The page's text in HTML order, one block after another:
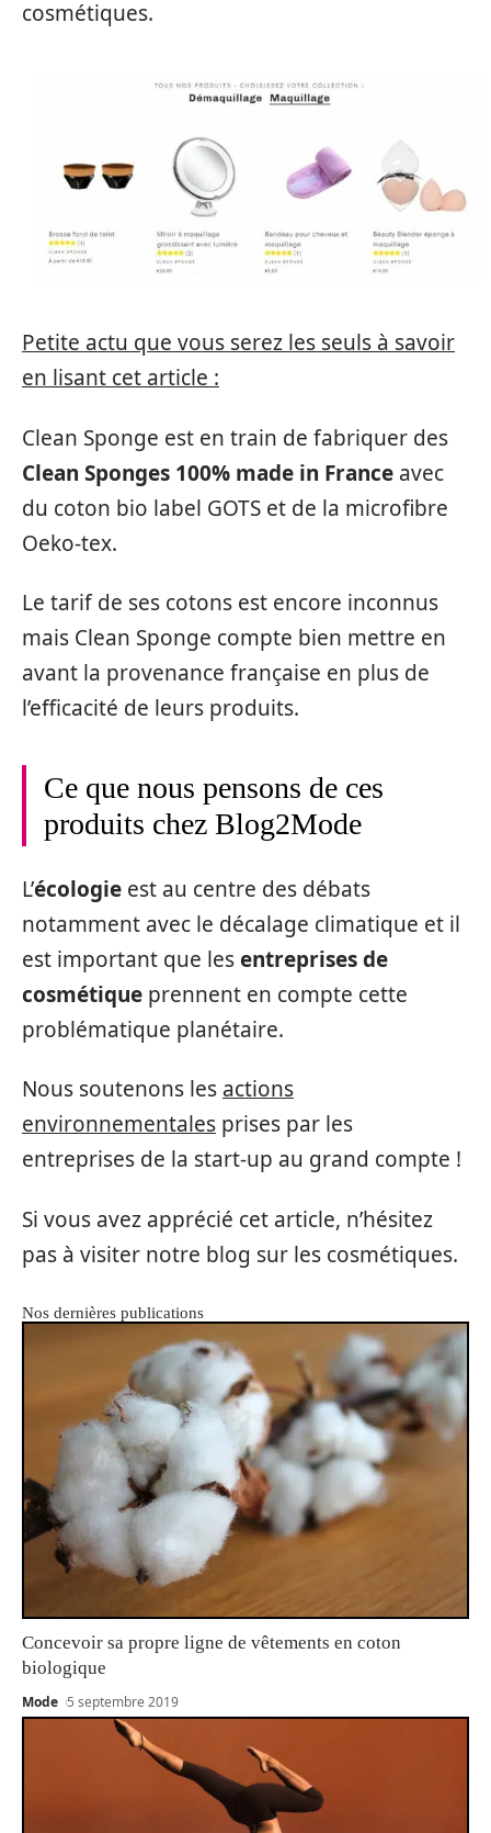
cosmétiques.
Petite actu que vous serez les seuls à savoir
en lisant cet article :
Clean Sponge est en train de fabriquer des
Clean Sponges 100% made in France avec
du coton bio label GOTS et de la microfibre
Oeko-tex.
Le tarif de ses cotons est encore inconnus
mais Clean Sponge compte bien mettre en
avant la provenance française en plus de
l’efficacité de leurs produits.
Ce que nous pensons de ces
produits chez Blog2Mode
L’écologie est au centre des débats
notamment avec le décalage climatique et il
est important que lesentreprises de
cosmétique prennent en compte cette
problématique planétaire.
Nous soutenons les actions
environnementales prises par les
entreprises de la start-up au grand compte !
Si vous avez apprécié cet article, n’hésitez
pas à visiter notre blog sur les cosmétiques.
Nos dernières publications
Concevoir sa propre ligne de vêtements en coton
biologique
Mode 5 septembre 2019